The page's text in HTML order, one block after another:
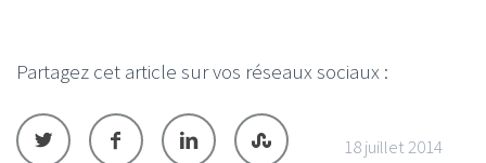
Partagez cet article sur vos réseaux sociaux :
18 juillet 2014